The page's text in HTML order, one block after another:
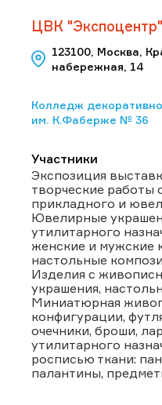
ЦВК "Экспоцентр"
123100, Москва,
набережная, 14
Колледж
им. К.Фаберже № 36
Участники
Экспозиция
творческие работы
прикладного и
Ювелирные
утилитарного
женские и мужские
настольные
Изделия с
украшения,
Миниатюрная
конфигурации,
очечники, броши,
утилитарного
росписью ткани:
палантины,